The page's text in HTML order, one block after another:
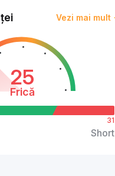
Vezi mai mult
25
Frică
31
Short